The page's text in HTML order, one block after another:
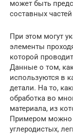
может быть
составных частей
При этом могут
элементы
которой
Данные о том,
используются в
детали. На то,
обработка во
материала, из
Примером можно
углеродистых,